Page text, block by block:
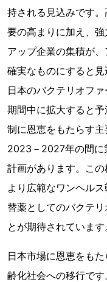
持される見込みです
要の高まりに加え、
アップ企業の集積が
確実なものにすると見
日本のバクテリオフ
期間中に拡大すると
制に恩恵をもたらす
2023－2027年の間に
計画があります。こ
より広範なワンヘル
替薬としてのバクテ
とが期待されています
日本市場に恩恵をも
齢化社会への移行で